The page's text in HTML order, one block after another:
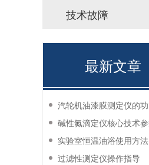
技术故障
最新文章
实验室恒温油浴使用方法
过滤性测定仪操作指导